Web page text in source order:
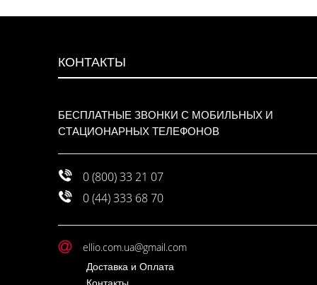
КОНТАКТЫ
БЕСПЛАТНЫЕ ЗВОНКИ С МОБИЛЬНЫХ И
СТАЦИОНАРНЫХ ТЕЛЕФОНОВ
0 (800) 33 21 07
0 (44) 333 68 70
ellio.com.ua@gmail.com
Доставка и Оплата